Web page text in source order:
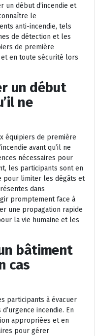
un début d’incendie et
le
anti-incendie, tels
de détection et les
de première
en toute sécurité lors
un début
ne
équipiers de première
avant qu’il ne
nécessaires pour
les participants sont en
pour limiter les dégâts et
dans
promptement face à
une propagation rapide
la vie humaine et les
bâtiment
cas
participants à évacuer
incendie. En
appropriées et en
pour gérer